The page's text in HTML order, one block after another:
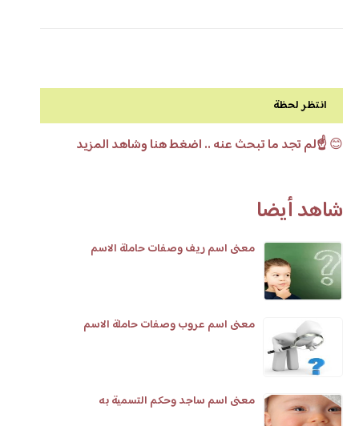
انتظر لحظة
😊☝️لم تجد ما تبحث عنه .. اضغط هنا وشاهد المزيد
شاهد أيضا
معنى اسم ريف وصفات حاملة الاسم
معنى اسم عروب وصفات حاملة الاسم
معنى اسم ساجد وحكم التسمية به